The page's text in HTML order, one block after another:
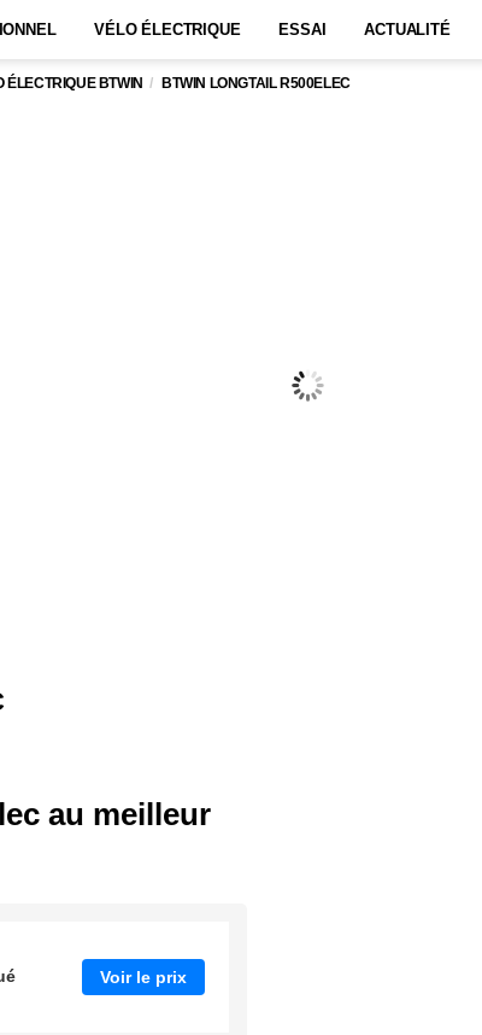
VÉLO ÉLECTRIQUE ESSAI ACTUALITÉ
ÉLECTRIQUE BTWIN BTWIN LONGTAIL R500ELEC
au meilleur
Voir le prix